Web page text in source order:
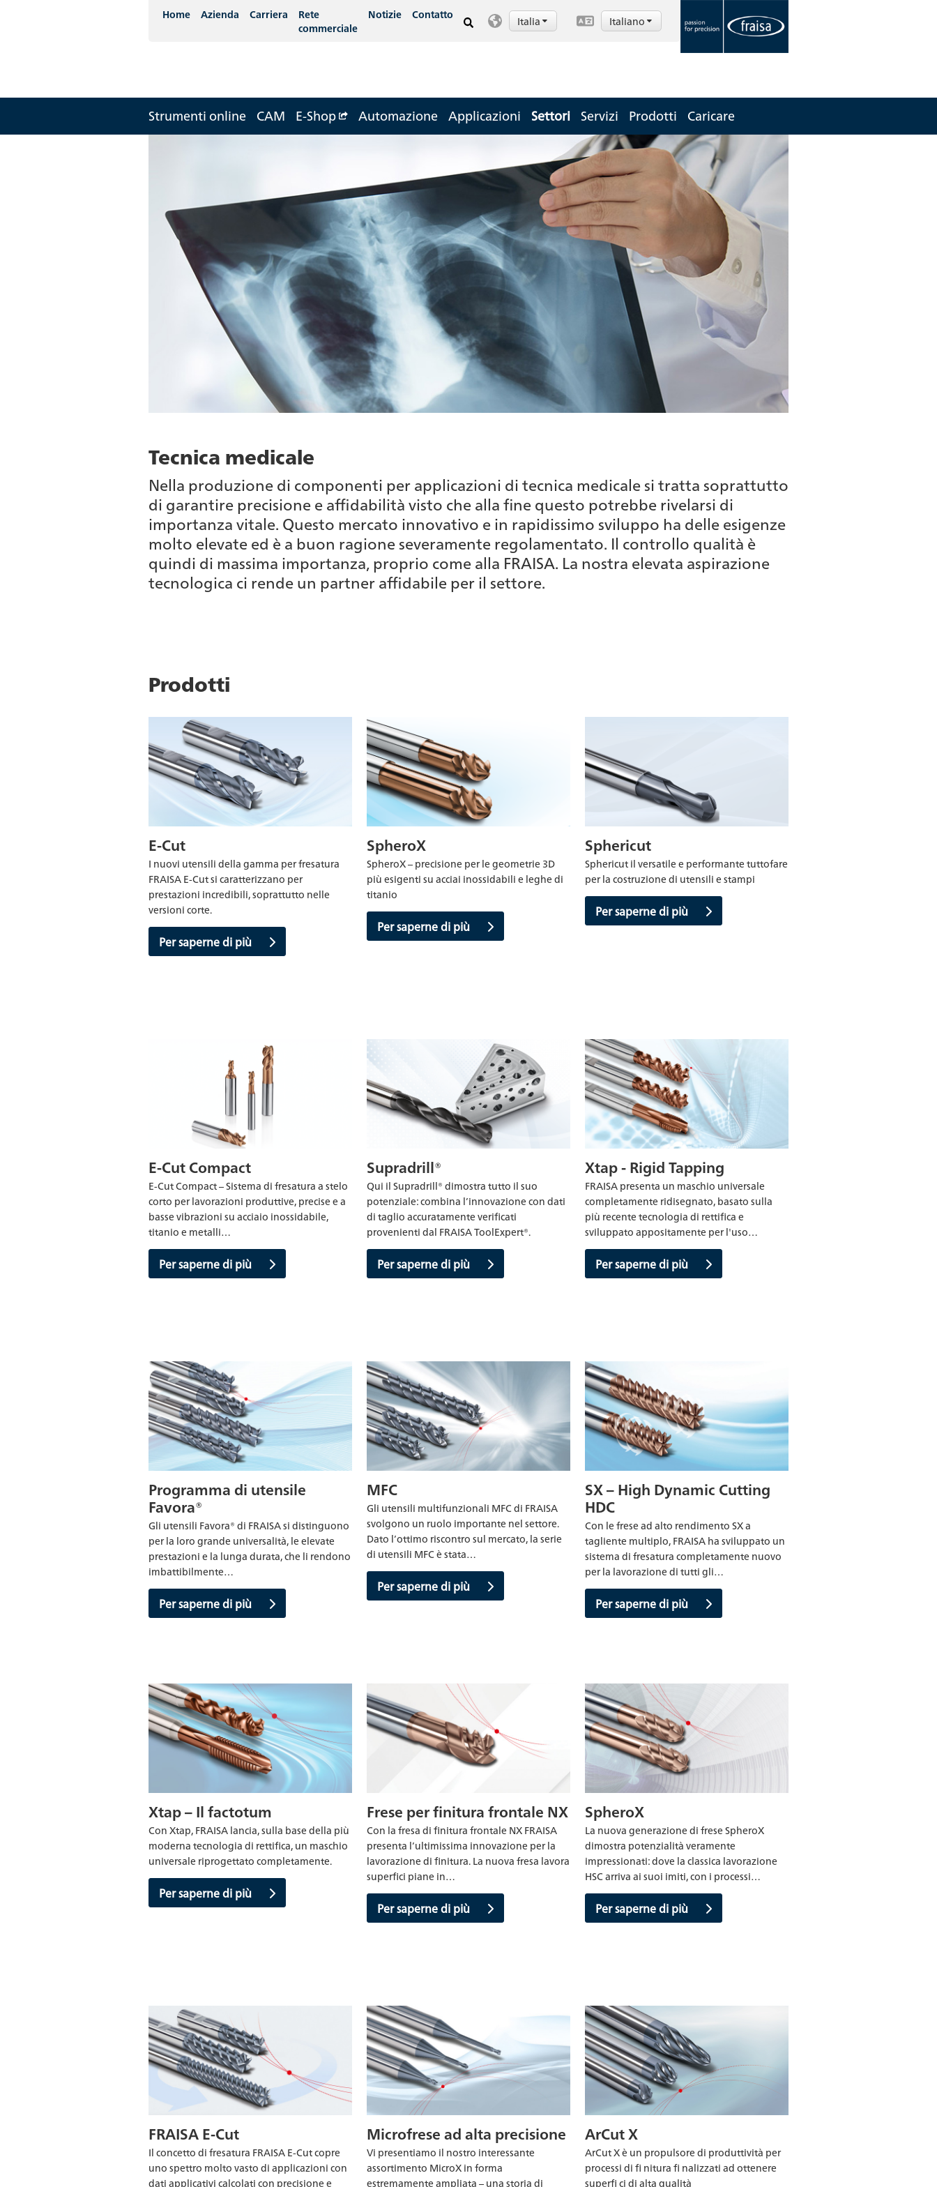
Home Azienda Carriera
Rete
commerciale
Notizie Contatto Italia Italiano
Strumenti online CAM E-Shop Automazione Applicazioni Settori Servizi Prodotti Caricare
Tecnica medicale
Nella produzione di componenti per applicazioni di tecnica medicale si tratta soprattutto
di garantire precisione e affidabilità visto che alla fine questo potrebbe rivelarsi di
importanza vitale. Questo mercato innovativo e in rapidissimo sviluppo ha delle esigenze
molto elevate ed è a buon ragione severamente regolamentato. Il controllo qualità è
quindi di massima importanza, proprio come alla FRAISA. La nostra elevata aspirazione
tecnologica ci rende un partner affidabile per il settore.
Prodotti
E-Cut
I nuovi utensili della gamma per fresatura
FRAISA E-Cut si caratterizzano per
prestazioni incredibili, soprattutto nelle
versioni corte.
Per saperne di più
SpheroX
SpheroX – precisione per le geometrie 3D
più esigenti su acciai inossidabili e leghe di
titanio
Per saperne di più
Sphericut
Sphericut il versatile e performante tuttofare
per la costruzione di utensili e stampi
Per saperne di più
E-Cut Compact
E-Cut Compact – Sistema di fresatura a stelo
corto per lavorazioni produttive, precise e a
basse vibrazioni su acciaio inossidabile,
titanio e metalli…
Per saperne di più
Supradrill®
Qui il Supradrill® dimostra tutto il suo
potenziale: combina l’innovazione con dati
di taglio accuratamente verificati
provenienti dal FRAISA ToolExpert®.
Per saperne di più
Xtap - Rigid Tapping
FRAISA presenta un maschio universale
completamente ridisegnato, basato sulla
più recente tecnologia di rettifica e
sviluppato appositamente per l'uso…
Per saperne di più
Programma di utensile
Favora®
Gli utensili Favora® di FRAISA si distinguono
per la loro grande universalità, le elevate
prestazioni e la lunga durata, che li rendono
imbattibilmente…
Per saperne di più
MFC
Gli utensili multifunzionali MFC di FRAISA
svolgono un ruolo importante nel settore.
Dato l’ottimo riscontro sul mercato, la serie
di utensili MFC è stata…
Per saperne di più
SX – High Dynamic Cutting
HDC
Con le frese ad alto rendimento SX a
tagliente multiplo, FRAISA ha sviluppato un
sistema di fresatura completamente nuovo
per la lavorazione di tutti gli…
Per saperne di più
Xtap – Il factotum
Con Xtap, FRAISA lancia, sulla base della più
moderna tecnologia di rettifica, un maschio
universale riprogettato completamente.
Per saperne di più
Frese per finitura frontale NX
Con la fresa di finitura frontale NX FRAISA
presenta l’ultimissima innovazione per la
lavorazione di finitura. La nuova fresa lavora
superfici piane in…
Per saperne di più
SpheroX
La nuova generazione di frese SpheroX
dimostra potenzialità veramente
impressionati: dove la classica lavorazione
HSC arriva ai suoi imiti, con i processi…
Per saperne di più
FRAISA E-Cut
Il concetto di fresatura FRAISA E-Cut copre
uno spettro molto vasto di applicazioni con
dati applicativi calcolati con precisione e
Microfrese ad alta precisione
Vi presentiamo il nostro interessante
assortimento MicroX in forma
estremamente ampliata – una storia di
ArCut X
ArCut X è un propulsore di produttività per
processi di fi nitura fi nalizzati ad ottenere
superfi ci di alta qualità